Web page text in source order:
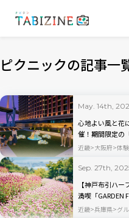
ピクニックの記事一
May. 14th,
心地よい風と花
催！期間限定の
近畿 大阪府 体
Sep. 27th,
【神戸布引ハ
満喫「GARDEN
歩」
近畿 兵庫県 グ